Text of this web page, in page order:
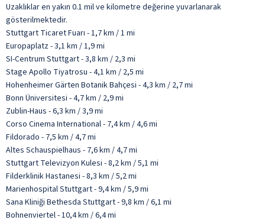
Uzaklıklar en yakın 0.1 mil ve kilometre değerine yuvarlanarak
gösterilmektedir.
Stuttgart Ticaret Fuarı - 1,7 km / 1 mi
Europaplatz - 3,1 km / 1,9 mi
SI-Centrum Stuttgart - 3,8 km / 2,3 mi
Stage Apollo Tiyatrosu - 4,1 km / 2,5 mi
Hohenheimer Gärten Botanik Bahçesi - 4,3 km / 2,7 mi
Bonn Üniversitesi - 4,7 km / 2,9 mi
Zublin-Haus - 6,3 km / 3,9 mi
Corso Cinema International - 7,4 km / 4,6 mi
Fildorado - 7,5 km / 4,7 mi
Altes Schauspielhaus - 7,6 km / 4,7 mi
Stuttgart Televizyon Kulesi - 8,2 km / 5,1 mi
Filderklinik Hastanesi - 8,3 km / 5,2 mi
Marienhospital Stuttgart - 9,4 km / 5,9 mi
Sana Kliniği Bethesda Stuttgart - 9,8 km / 6,1 mi
Bohnenviertel - 10,4 km / 6,4 mi